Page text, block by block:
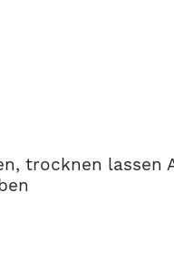
trocknen